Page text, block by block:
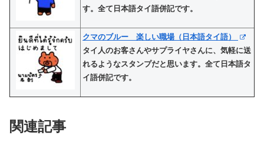
す。全て日本語タイ語併記です。
クマのブルー 楽しい職場（日本語タイ語）
タイ人のお客さんやサプライヤさんに、気軽に送
れるようなスタンプだと思います。全て日本語タ
イ語併記です。
関連記事